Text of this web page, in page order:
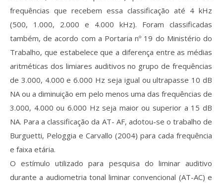
frequências que recebem essa classificação até 4 kHz
(500, 1.000, 2.000 e 4.000 kHz). Foram classificadas
também, de acordo com a Portaria nº 19 do Ministério do
Trabalho, que estabelece que a diferença entre as médias
aritméticas dos limiares auditivos no grupo de frequências
de 3.000, 4.000 e 6.000 Hz seja igual ou ultrapasse 10 dB
NA ou a diminuição em pelo menos uma das frequências de
3.000, 4.000 ou 6.000 Hz seja maior ou superior a 15 dB
NA. Para a classificação da AT- AF, adotou-se o trabalho de
Burguetti, Peloggia e Carvallo (2004) para cada frequência
e faixa etária.
O estímulo utilizado para pesquisa do liminar auditivo
durante a audiometria tonal liminar convencional (AT-AC) e